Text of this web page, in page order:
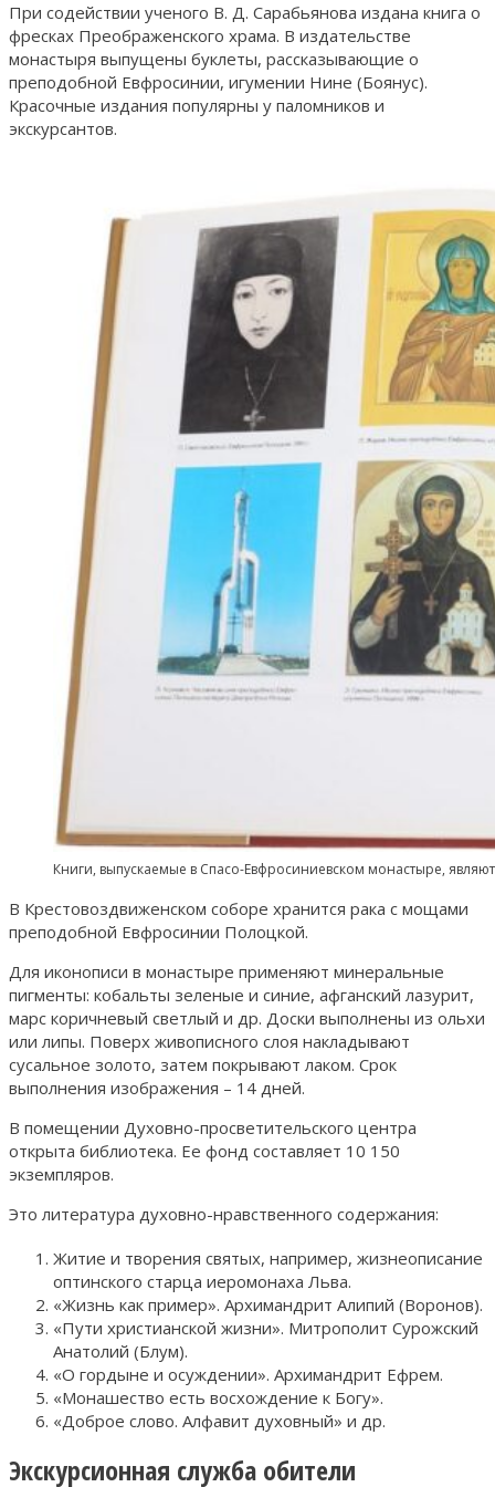
При содействии ученого В. Д. Сарабьянова издана книга о
фресках Преображенского храма. В издательстве
монастыря выпущены буклеты, рассказывающие о
преподобной Евфросинии, игумении Нине (Боянус).
Красочные издания популярны у паломников и
экскурсантов.
Книги, выпускаемые в Спасо-Евфросиниевском монастыре,
В Крестовоздвиженском соборе хранится рака с мощами
преподобной Евфросинии Полоцкой.
Для иконописи в монастыре применяют минеральные
пигменты: кобальты зеленые и синие, афганский лазурит,
марс коричневый светлый и др. Доски выполнены из ольхи
или липы. Поверх живописного слоя накладывают
сусальное золото, затем покрывают лаком. Срок
выполнения изображения – 14 дней.
В помещении Духовно-просветительского центра
открыта библиотека. Ее фонд составляет 10 150
экземпляров.
Это литература духовно-нравственного содержания:
Житие и творения святых, например, жизнеописание
оптинского старца иеромонаха Льва.
«Жизнь как пример». Архимандрит Алипий (Воронов).
«Пути христианской жизни». Митрополит Сурожский
Анатолий (Блум).
«О гордыне и осуждении». Архимандрит Ефрем.
«Монашество есть восхождение к Богу».
«Доброе слово. Алфавит духовный» и др.
Экскурсионная служба обители